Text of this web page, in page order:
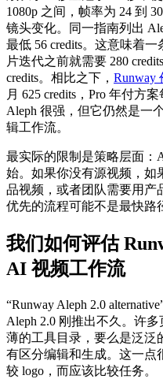
1080p 之间，帧率为 24 到
镜头变化。同一指南列出
最低 56 credits。这意味着
片迭代之前就需要 280
credits。相比之下， Runway
月 625 credits，Pro 年付方
Aleph 很强，但它仍然是一
辑工作流。
最实际的限制是策略层面：
始。如果你没有源视频，如
品视频，或者团队需要用产
优先的流程可能不是最快路
我们如何评估
AI 视频工作流
“Runway Aleph 2.0
Aleph 2.0 刚推出不久。许
薄的工具目录，要么是泛泛
有区分编辑和生成。这一点
较 logo，而应该比较任务。